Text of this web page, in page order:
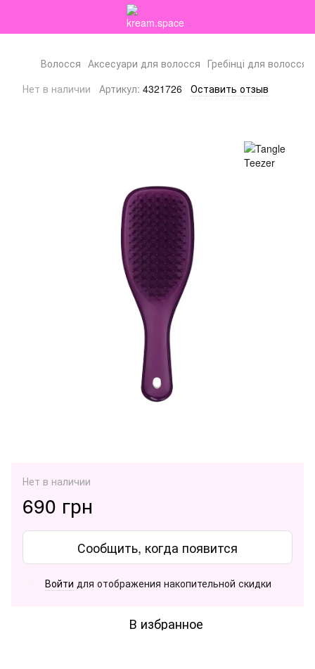
Волосся Аксесуари для волосся Гребінці для волосся
Нет в наличии
Артикул: 4321726 Оставить отзыв
Нет в наличии
690 грн
Сообщить, когда появится
Войти для отображения накопительной скидки
В избранное